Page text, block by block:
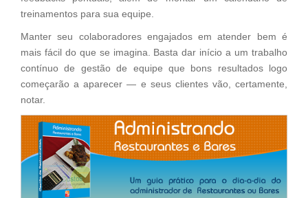
treinamentos para sua equipe.
Manter seu colaboradores engajados em atender bem é
mais fácil do que se imagina. Basta dar início a um trabalho
contínuo de gestão de equipe que bons resultados logo
começarão a aparecer — e seus clientes vão, certamente,
notar.